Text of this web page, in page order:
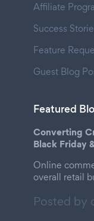
Affiliate
Success
Feature
Guest Blog
Featured
Converting
Black Friday
Online
overall retail
Posted by